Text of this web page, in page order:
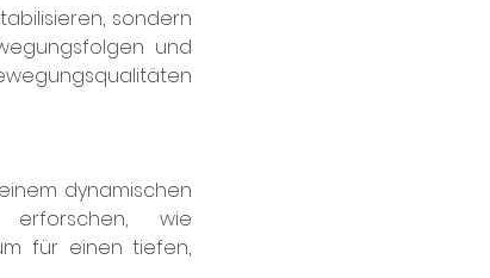
sondern
und
dynamischen
wie
für einen tiefen,